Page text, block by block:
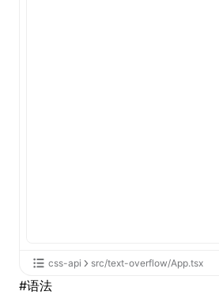
css-api src/text-overflow/App.tsx
#语法